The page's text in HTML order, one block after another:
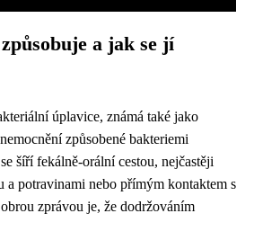
a jak se jí
úplavice, známá také jako
způsobené bakteriemi
šíří fekálně-orální cestou, nejčastěji
a potravinami nebo přímým kontaktem s
zprávou je, že dodržováním